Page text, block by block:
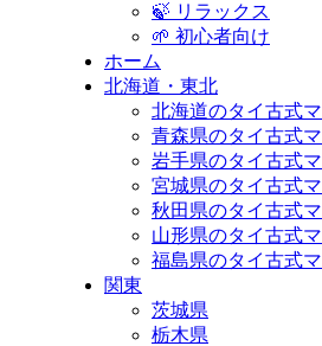
🍃 リラックス
🌱 初心者向け
ホーム
北海道・東北
北海道のタイ古式
青森県のタイ古式
岩手県のタイ古式
宮城県のタイ古式
秋田県のタイ古式
山形県のタイ古式
福島県のタイ古式
関東
茨城県
栃木県